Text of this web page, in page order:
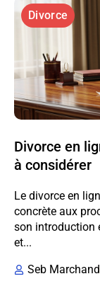
Divorce
Divorce en
à considérer
Le divorce en
concrète aux
son introduction
et...
Seb Marchand